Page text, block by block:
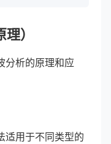
）
分析的原理和应
适用于不同类型的